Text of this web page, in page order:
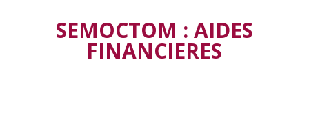
SEMOCTOM : AIDES
FINANCIERES